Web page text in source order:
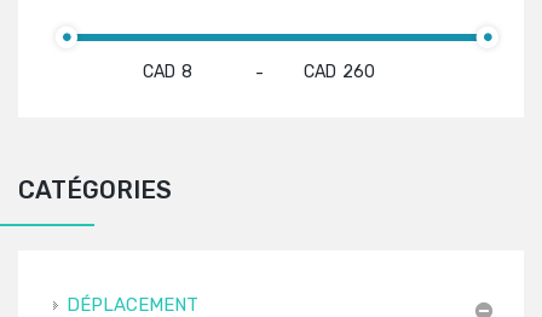
CAD - CAD
CATÉGORIES
DÉPLACEMENT